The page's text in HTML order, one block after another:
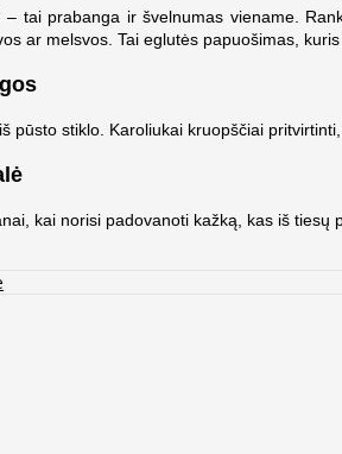
– tai prabanga ir švelnumas viename.
ar melsvos. Tai eglutės papuošimas,
pūsto stiklo. Karoliukai kruopščiai
kai norisi padovanoti kažką, kas iš